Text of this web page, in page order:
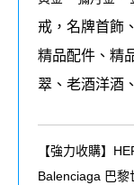
戒，名牌首飾
精品配件、精
翠、老酒洋酒
【強力收購】
Balenciaga 巴黎